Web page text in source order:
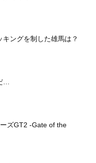
ングを制した雄馬は？
…
ズGT2 -Gate of the